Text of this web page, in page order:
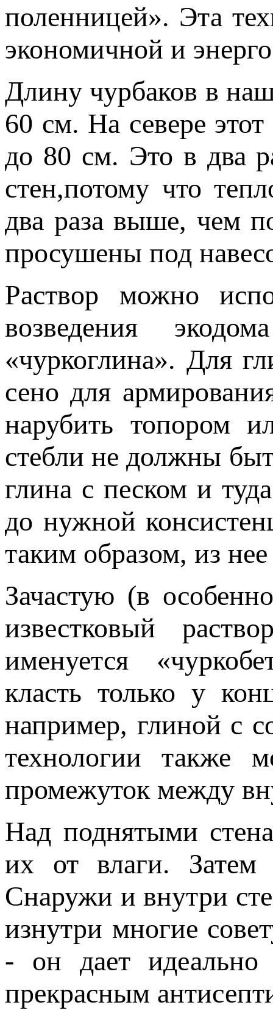
поленницей». Эта
экономичной и
Длину чурбаков в
60 см. На севере этот
до 80 см. Это в два
стен,потому что
два раза выше, чем
просушены под
Раствор можно
возведения
«чуркоглина». Для
сено для
нарубить топором
стебли не должны
глина с песком и
до нужной
таким образом, из
Зачастую (в
известковый
именуется
класть только у
например, глиной с
технологии также
промежуток между
Над поднятыми
их от влаги. Затем
Снаружи и внутри
изнутри многие
- он дает идеально
прекрасным